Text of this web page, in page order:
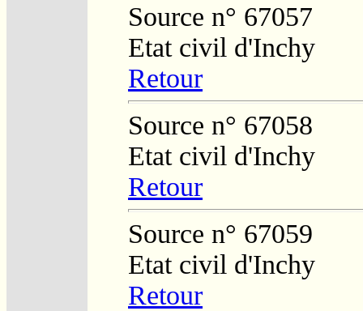
Source n° 67057
Etat civil d'Inchy
Retour
Source n° 67058
Etat civil d'Inchy
Retour
Source n° 67059
Etat civil d'Inchy
Retour